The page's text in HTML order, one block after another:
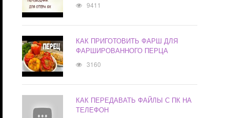
9411
КАК ПРИГОТОВИТЬ ФАРШ ДЛЯ
ФАРШИРОВАННОГО ПЕРЦА
3160
КАК ПЕРЕДАВАТЬ ФАЙЛЫ С ПК НА
ТЕЛЕФОН